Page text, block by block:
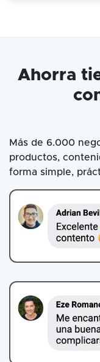
Ahorra
Más de 6.000
productos,
forma simple,